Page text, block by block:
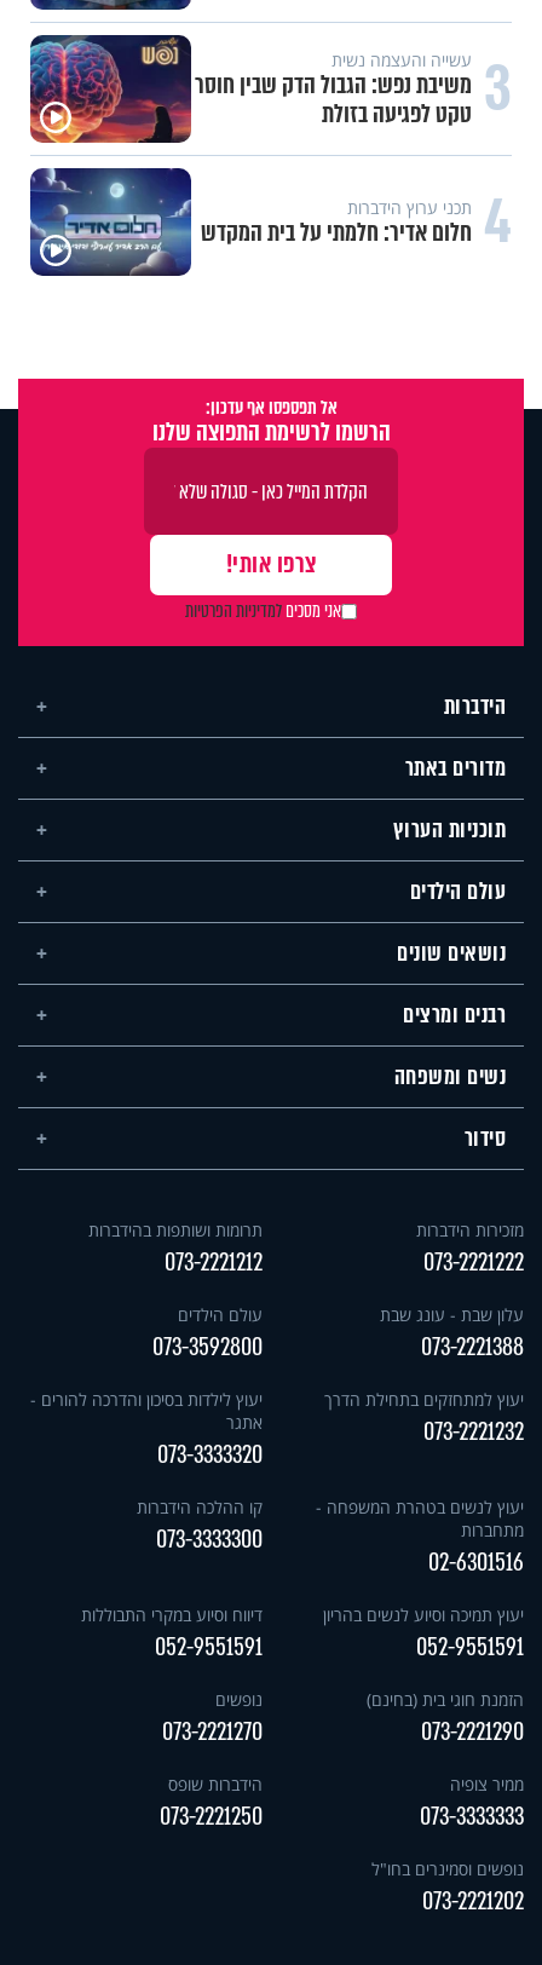
3 עשייה והעצמה נשית
משיבת נפש: הגבול הדק שבין חוסר
טקט לפגיעה בזולת
4 תכני ערוץ הידברות
חלום אדיר: חלמתי על בית המקדש
אל תפספסו אף עדכון:
הרשמו לרשימת התפוצה שלנו
אני מסכיםלמדיניות הפרטיות
הידברות
מדורים באתר
תוכניות הערוץ
עולם הילדים
נושאים שונים
רבנים ומרצים
נשים ומשפחה
סידור
מזכירות הידברות
073-2221222
תרומות ושותפות בהידברות
073-2221212
עלון שבת - עונג שבת
073-2221388
עולם הילדים
073-3592800
יעוץ למתחזקים בתחילת הדרך
073-2221232
יעוץ לילדות בסיכון והדרכה להורים -
אתגר
073-3333320
יעוץ לנשים בטהרת המשפחה -
מתחברות
02-6301516
קו ההלכה הידברות
073-3333300
יעוץ תמיכה וסיוע לנשים בהריון
052-9551591
דיווח וסיוע במקרי התבוללות
052-9551591
הזמנת חוגי בית (בחינם)
073-2221290
נופשים
073-2221270
ממיר צופיה
073-3333333
הידברות שופס
073-2221250
נופשים וסמינרים בחו"ל
073-2221202